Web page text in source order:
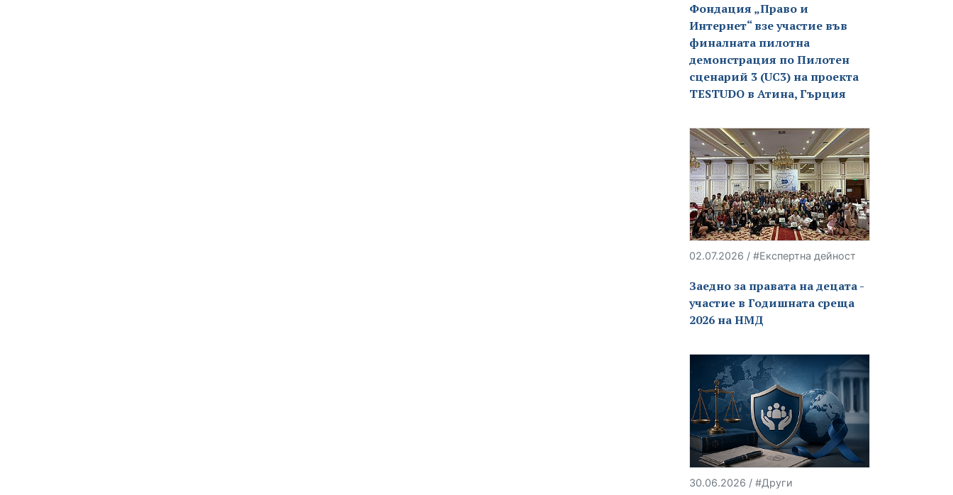
Фондация „Право и
Интернет“ взе участие във
финалната пилотна
демонстрация по Пилотен
сценарий 3 (UC3) на проекта
TESTUDO в Атина, Гърция
02.07.2026 / #Експертна дейност
Заедно за правата на децата -
участие в Годишната среща
2026 на НМД
30.06.2026 / #Други